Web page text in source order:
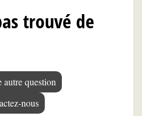
trouvé de
autre question
nous